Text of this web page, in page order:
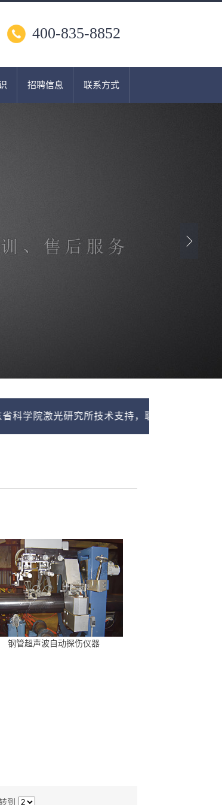
400-835-8852
招聘信息 联系方式
激光研究所技术支持，联系我们，免费提供
钢管超声波自动探伤仪器
到